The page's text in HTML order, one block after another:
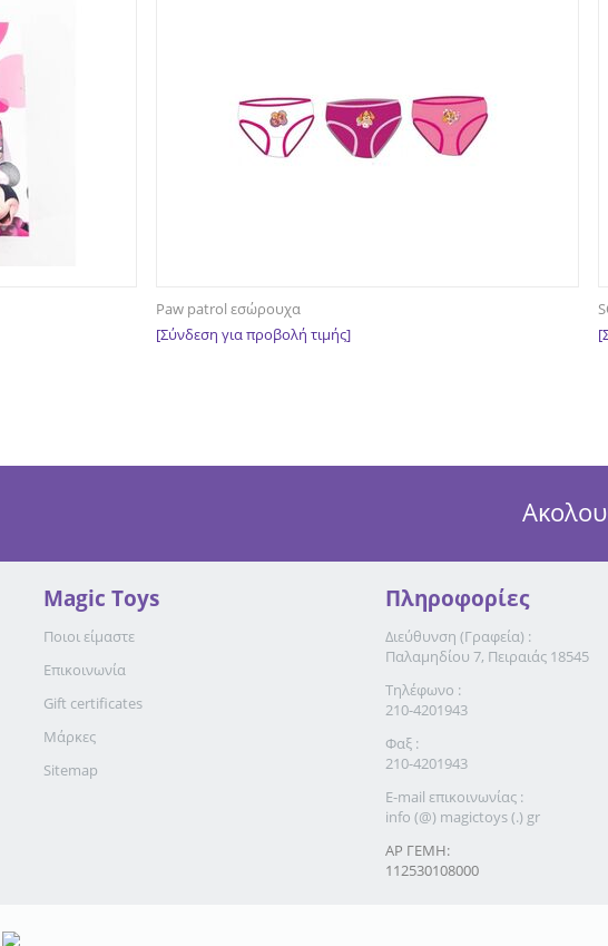
Paw patrol εσώρουχα
[Σύνδεση για προβολή τιμής]
Magic Toys
Ποιοι είμαστε
Επικοινωνία
Gift certificates
Μάρκες
Sitemap
Πληροφορίες
Διεύθυνση (Γραφεία) :
Παλαμηδίου 7, Πειραιάς 18545
Τηλέφωνο :
210-4201943
Φαξ :
210-4201943
E-mail επικοινωνίας :
info (@) magictoys (.) gr
ΑΡ ΓΕΜΗ:
112530108000